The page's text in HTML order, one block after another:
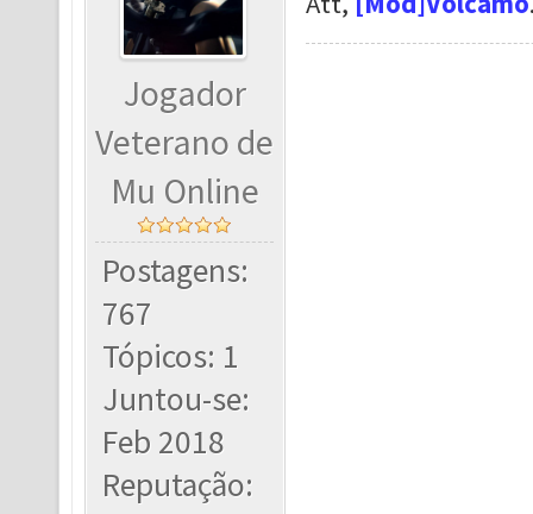
Jogador
Veterano de
Mu Online
Postagens:
767
Tópicos: 1
Juntou-se:
Feb 2018
Reputação: